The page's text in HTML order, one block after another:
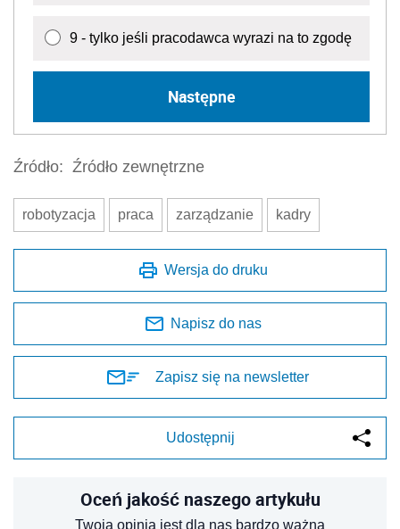
9 - tylko jeśli pracodawca wyrazi na to zgodę
Następne
Źródło: Źródło zewnętrzne
robotyzacja praca zarządzanie kadry
Wersja do druku
Napisz do nas
Zapisz się na newsletter
Udostępnij
Oceń jakość naszego artykułu
Twoja opinia jest dla nas bardzo ważna